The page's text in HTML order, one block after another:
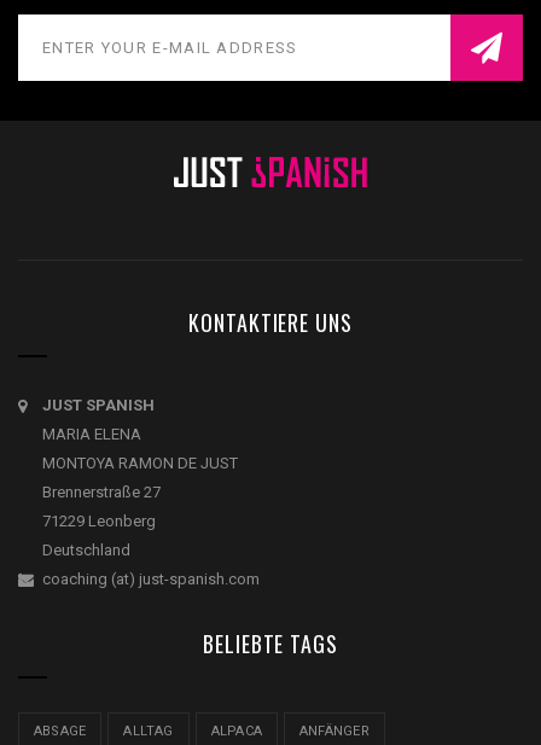
KONTAKTIERE UNS
JUST SPANISH
MARIA ELENA
MONTOYA RAMON DE JUST
Brennerstraße 27
71229 Leonberg
Deutschland
coaching (at) just-spanish.com
BELIEBTE TAGS
ABSAGE ALLTAG ALPACA ANFÄNGER